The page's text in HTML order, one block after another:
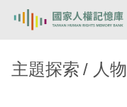
主題探索 人物